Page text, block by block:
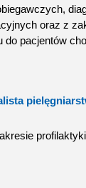
oraz z
do pacjentów